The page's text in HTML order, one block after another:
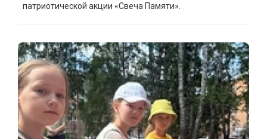
патриотической акции «Свеча Памяти».